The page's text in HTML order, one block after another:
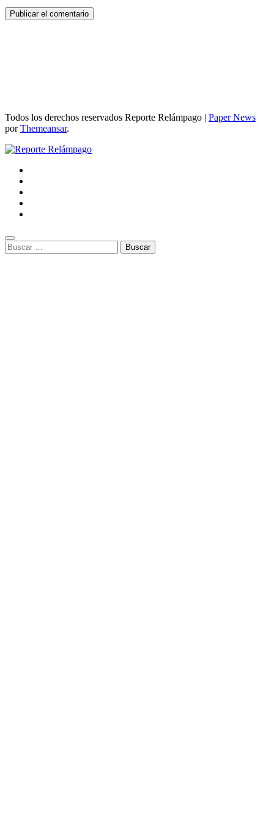
Todos los derechos reservados Reporte Relámpago | Paper News
porThemeansar.
Buscar: